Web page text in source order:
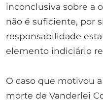
inconclusiva sobre a
não é suficiente, por
responsabilidade
elemento indiciário
O caso que motivou
morte de Vanderlei